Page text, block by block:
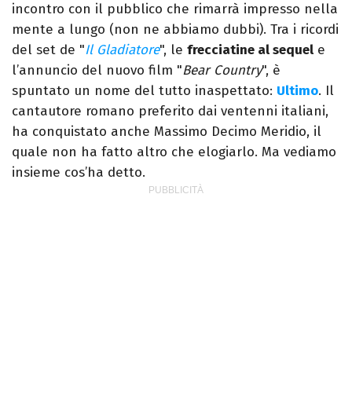
incontro con il pubblico che rimarrà impresso nella
mente a lungo (non ne abbiamo dubbi). Tra i ricordi
del set de "Il Gladiatore", le frecciatine al sequel e
l’annuncio del nuovo film "Bear Country", è
spuntato un nome del tutto inaspettato: Ultimo. Il
cantautore romano preferito dai ventenni italiani,
ha conquistato anche Massimo Decimo Meridio, il
quale non ha fatto altro che elogiarlo. Ma vediamo
insieme cos’ha detto.